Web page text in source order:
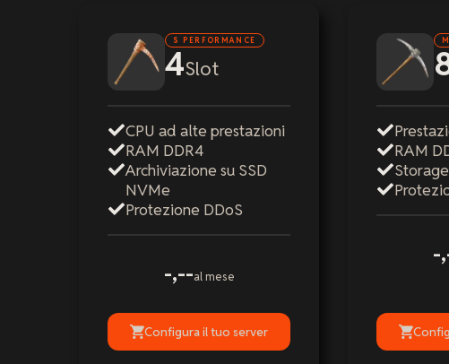
S PERFORMANCE
4Slot
CPU ad alte prestazioni
RAM DDR4
Archiviazione su SSD
NVMe
Protezione DDoS
-,--al mese
Configura il tuo server
RAM
-